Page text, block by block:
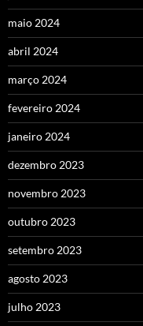
maio 2024
abril 2024
março 2024
fevereiro 2024
janeiro 2024
dezembro 2023
novembro 2023
outubro 2023
setembro 2023
agosto 2023
julho 2023